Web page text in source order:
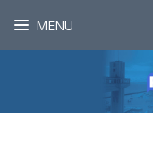
MENU